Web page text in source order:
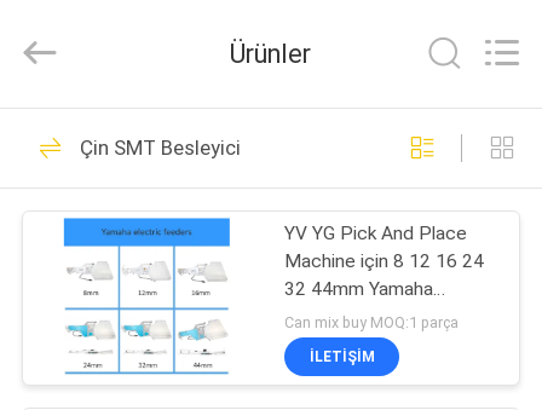
ÜRÜNLER
VIDEOLAR
HAKKIMIZDA
TECHNOLOGY
LIMITED.
Reserved.
SMT Alma ve
Yerleştirme
Makinesi
74
37
Ürünler
Çin SMT Besleyici
YV YG Pick And Place
Machine için 8 12 16 24
32 44mm Yamaha
Elektrikli Smt Besleyici
Can mix buy MOQ:1 parça
İLETIŞIM